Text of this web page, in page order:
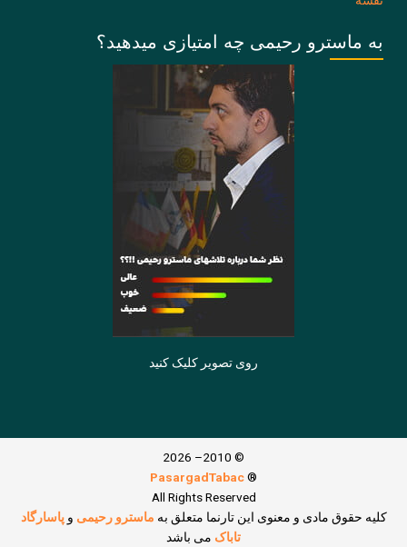
به ماسترو رحیمی چه امتیازی میدهید؟
روی تصویر کلیک کنید
© 2010– 2026
®
PasargadTabac
All Rights Reserved
كليه حقوق مادی و معنوی اين تارنما متعلق به ماسترو رحیمی وپاسارگاد
تاباک می باشد